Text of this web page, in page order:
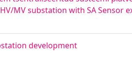
MV substation with SA Sensor
development